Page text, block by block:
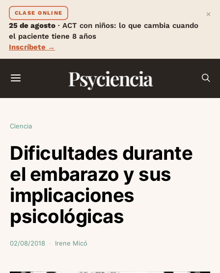
CLASE ONLINE
25 de agosto · ACT con niños: lo que cambia cuando
el paciente tiene 8 años
Inscríbete →
×
Psyciencia
Ciencia
Dificultades durante
el embarazo y sus
implicaciones
psicológicas
02/08/2018 Irene Micó